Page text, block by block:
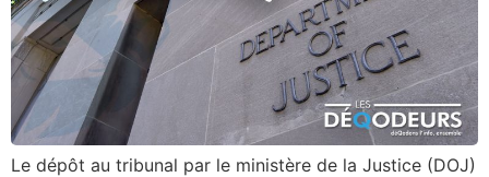
Le dépôt au tribunal par le ministère de la Justice (DOJ)